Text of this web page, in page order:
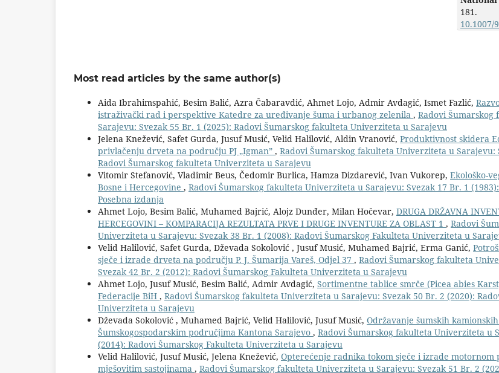
181.
10.1007/
Most read articles by the same author(s)
Aida Ibrahimspahić, Besim Balić, Azra Čabaravdić, Ahmet Lojo, Admir Avdagić, Ismet Fazlić,
istraživački rad i perspektive Katedre za uređivanje šuma i urbanog zelenila , Radovi
Sarajevu: Svezak 55 Br. 1 (2025): Radovi Šumarskog fakulteta Univerziteta u Sarajevu
Jelena Knežević, Safet Gurda, Jusuf Musić, Velid Halilović, Aldin Vranović, Produktivnost skidera
privlačenju drveta na području PJ „Igmanˮ , Radovi Šumarskog fakulteta Univerziteta u Sarajevu:
Radovi Šumarskog fakulteta Univerziteta u Sarajevu
Vitomir Stefanović, Vladimir Beus, Čedomir Burlica, Hamza Dizdarević, Ivan Vukorep, Ekološko-
Bosne i Hercegovine , Radovi Šumarskog fakulteta Univerziteta u Sarajevu: Svezak 17 Br. 1
Posebna izdanja
Ahmet Lojo, Besim Balić, Muhamed Bajrić, Alojz Dunđer, Milan Hočevar, DRUGA DRŽAVNA
HERCEGOVINI – KOMPARACIJA REZULTATA PRVE I DRUGE INVENTURE ZA OBLAST 1 , Radovi
Univerziteta u Sarajevu: Svezak 38 Br. 1 (2008): Radovi Šumarskog Fakulteta Univerziteta u
Velid Halilović, Safet Gurda, Dževada Sokolović , Jusuf Musić, Muhamed Bajrić, Erma Ganić,
sječe i izrade drveta na području P. J. Šumarija Vareš, Odjel 37 , Radovi Šumarskog fakulteta
Svezak 42 Br. 2 (2012): Radovi Šumarskog Fakulteta Univerziteta u Sarajevu
Ahmet Lojo, Jusuf Musić, Besim Balić, Admir Avdagić, Sortimentne tablice smrče (Picea abies
Federacije BiH , Radovi Šumarskog fakulteta Univerziteta u Sarajevu: Svezak 50 Br. 2 (2020):
Univerziteta u Sarajevu
Dževada Sokolović , Muhamed Bajrić, Velid Halilović, Jusuf Musić, Održavanje šumskih
Šumskogospodarskim područjima Kantona Sarajevo , Radovi Šumarskog fakulteta Univerziteta u
(2014): Radovi Šumarskog Fakulteta Univerziteta u Sarajevu
Velid Halilović, Jusuf Musić, Jelena Knežević, Opterećenje radnika tokom sječe i izrade
mješovitim sastojinama , Radovi Šumarskog fakulteta Univerziteta u Sarajevu: Svezak 51 Br. 2